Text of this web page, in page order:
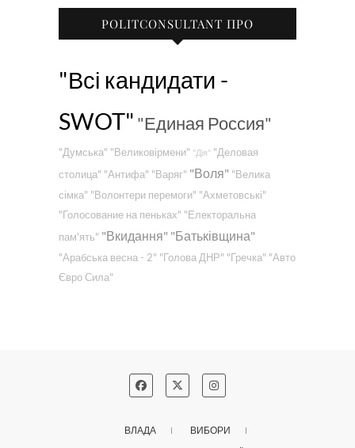
POLITCONSULTANT ПРО
"Всі кандидати -
SWOT" "Единая Россия"
"Думська" "Великовірмени" "Дія" "Деловая
столица" "Антифа" "Варяг" "Воля" "Велика
сімка" "Волонтери перемоги" "Ахметовські"
"Голосование на пеньках" "Електоральна
пам'ять" "Вкидання" "Батьківщина"
"Арабська весна - 2" "Голова ДНР" "Гречка" "Авто
Євро Сила"
ВЛАДА
ВИБОРИ